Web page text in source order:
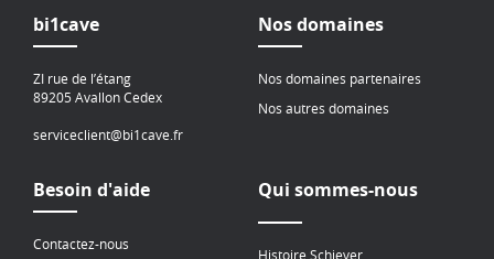
bi1cave
ZI rue de l’étang
89205 Avallon Cedex
serviceclient@bi1cave.fr
Nos domaines
Nos domaines partenaires
Nos autres domaines
Besoin d'aide
Contactez-nous
Qui sommes-nous
Histoire Schiever